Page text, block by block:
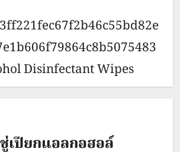
Disinfectant Wipes
เปียกแอลกอฮอล์